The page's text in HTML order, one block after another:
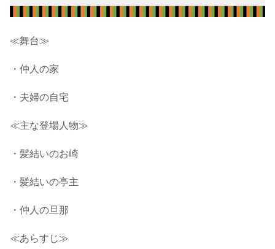
≪舞台≫
・仲人の家
・夫婦の自宅
≪主な登場人物≫
・髪結いのお崎
・髪結いの亭主
・仲人の旦那
≪あらすじ≫